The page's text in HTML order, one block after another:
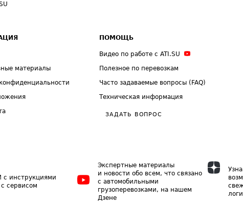
материалы
ПОМОЩЬ
Видео по работе с ATI.SU
Полезное по перевозкам
Часто задаваемые вопросы (FAQ)
Техническая информация
ЗАДАТЬ ВОПРОС
с инструкциями
сервисом
Экспертные материалы
и новости обо всем, что связано
с автомобильными
грузоперевозками, на нашем
Дзене